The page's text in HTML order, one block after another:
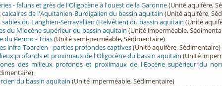
- faluns et grès de l'Oligocène à l'ouest de la Garonne(Unité aquifère,
calcaires de l'Aquitanien-Burdigalien du bassin aquitain (Unité aquifère,
sables du Langhien-Serravallien (Helvétien) du bassin aquitain (Unité
du Miocène supérieur du bassin aquitain (Unité imperméable,
du Permo - Trias(Unité semi-perméable, Sédimentaire)
infra-Toarcien - parties profondes captives(Unité aquifère, Sédimentaire)
profonds et proximaux de l'Oligocène du bassin aquitain (Unité
des milieux profonds et proximaux de l'Eocène supérieur du
du bassin aquitain (Unité imperméable, Sédimentaire)